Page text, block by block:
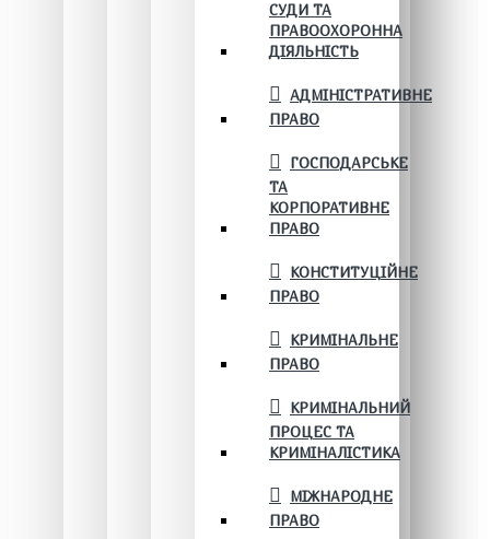
СУДИ ТА
ПРАВООХОРОННА
ДІЯЛЬНІСТЬ
АДМІНІСТРАТИВНЕ
ПРАВО
ГОСПОДАРСЬКЕ
ТА
КОРПОРАТИВНЕ
ПРАВО
КОНСТИТУЦІЙНЕ
ПРАВО
КРИМІНАЛЬНЕ
ПРАВО
КРИМІНАЛЬНИЙ
ПРОЦЕС ТА
КРИМІНАЛІСТИКА
МІЖНАРОДНЕ
ПРАВО